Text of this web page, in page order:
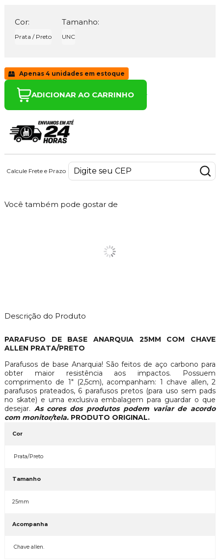
Cor:
Prata / Preto
Tamanho:
UNC
Apenas 4 unidades em estoque
ADICIONAR AO CARRINHO
Calcule Frete e Prazo
Você também pode gostar de
Descrição do Produto
PARAFUSO DE BASE ANARQUIA 25MM COM CHAVE
ALLEN PRATA/PRETO
Parafusos de base Anarquia! São feitos de aço carbono para
obter maior resistência aos impactos. Possuem
comprimento de 1″ (2,5cm), acompanham: 1 chave allen, 2
parafusos prateados, 6 parafusos pretos (para uso sem pads
no skate) e uma exclusiva embalagem para guardar o que
desejar. As cores dos produtos podem variar de acordo
com monitor/tela. PRODUTO ORIGINAL.
Cor
Prata/Preto
Tamanho
25mm
Acompanha
Chave allen.